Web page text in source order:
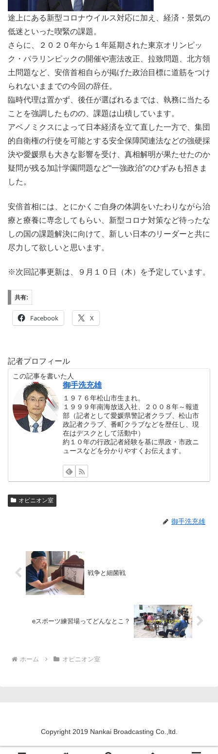
途上にある新型コロナウイルス対応に加え、経済・景気の
低迷といった喫緊の課題。
さらに、２０２０年から１年延期された東京オリンピッ
ク・パラリンピックの開催や憲法改正、拉致問題、北方領
土問題など、安倍首相自らが掲げた政治目標に道筋をつけ
られないままでの今回の辞任。
臨時代理は置かず、後任が選ばれるまでは、執務に当たる
ことを強調したものの、課題は山積しています。
アベノミクスによって日本経済を立て直した一方で、集団
的自衛権の行使を可能とする安全保障関連法などの強硬採
決や愛媛県も大きな影響を受け、真相解明が果たせたのか
疑問が残る加計学園問題など“一強政治”のひずみも招きま
した。
安倍首相には、とにかくご自身の体調をいたわりながら治
療と療養に専念してもらい、新型コロナ対策など待ったな
しの国の課題解決に向けて、新しい日本のリーダーと共に
尽力して欲しいと思います。
※次回記事更新は、９月１０日（木）を予定しています。
共有:
Facebook X
記者プロフィール
この記事を書いた人
御手洗充雄
１９７６年松山市生まれ。
１９９９年南海放送入社、２００８年～報道
部（記者として愛媛県警記者クラブ、松山市
政記者クラブ、番町クラブなどを歴任し、現
在はデスクとして活動中）
約１０年の行政記者経験を基に県政・市政ニ
ュースなどを分かりやすくお伝えます。
オピニオン室
御手洗充雄
戦争と細菌戦
eスポーツ練習場ってどんなとこ？
ホーム オピニオン室
Copyright 2019 Nankai Broadcasting Co.,ltd.